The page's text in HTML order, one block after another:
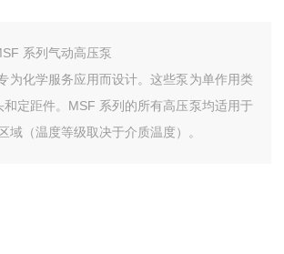
MSF 系列气动高压泵
为化学服务应用而设计。这些泵为单作用类
定距件。MSF 系列的所有高压泵均适用于
域（温度等级取决于介质温度）。